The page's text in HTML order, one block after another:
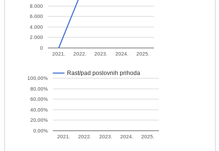
2021. 2022. 2023. 2024. 2025.
0
2.000
4.000
6.000
8.000
Rast/pad poslovnih prihoda
2021. 2022. 2023. 2024. 2025.
0,00%
20,00%
40,00%
60,00%
80,00%
100,00%